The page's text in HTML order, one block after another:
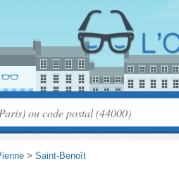
> Saint-Benoît